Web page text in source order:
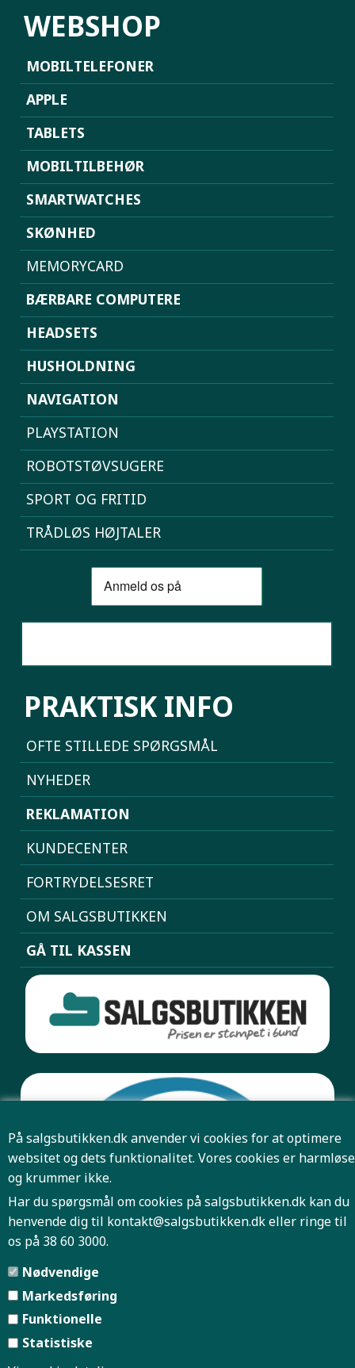
På salgsbutikken.dk anvender vi cookies for at optimere
websitet og dets funktionalitet. Vores cookies er harmløse
og krummer ikke.
Har du spørgsmål om cookies på salgsbutikken.dk kan du
henvende dig til kontakt@salgsbutikken.dkeller ringe til
os på 38 60 3000.
Nødvendige
Markedsføring
Funktionelle
Statistiske
WEBSHOP
MOBILTELEFONER
APPLE
TABLETS
MOBILTILBEHØR
SMARTWATCHES
SKØNHED
MEMORYCARD
BÆRBARE COMPUTERE
HEADSETS
HUSHOLDNING
NAVIGATION
PLAYSTATION
ROBOTSTØVSUGERE
SPORT OG FRITID
TRÅDLØS HØJTALER
PRAKTISK INFO
OFTE STILLEDE SPØRGSMÅL
NYHEDER
REKLAMATION
KUNDECENTER
FORTRYDELSESRET
OM SALGSBUTIKKEN
GÅ TIL KASSEN
Pris og antal er først bindende når Salgsbutikken har